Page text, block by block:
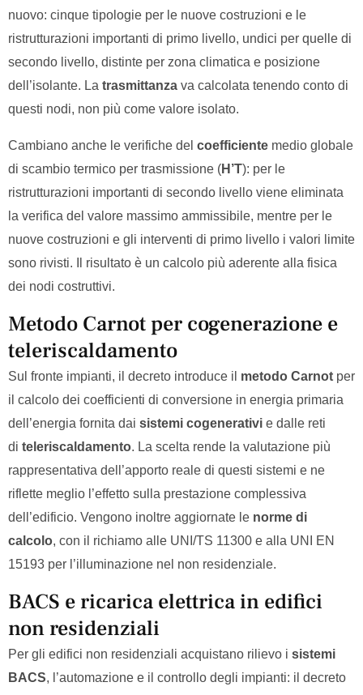
nuovo: cinque tipologie per le nuove costruzioni e le
ristrutturazioni importanti di primo livello, undici per quelle di
secondo livello, distinte per zona climatica e posizione
dell’isolante. La trasmittanza va calcolata tenendo conto di
questi nodi, non più come valore isolato.
Cambiano anche le verifiche del coefficiente medio globale
di scambio termico per trasmissione (H’T): per le
ristrutturazioni importanti di secondo livello viene eliminata
la verifica del valore massimo ammissibile, mentre per le
nuove costruzioni e gli interventi di primo livello i valori limite
sono rivisti. Il risultato è un calcolo più aderente alla fisica
dei nodi costruttivi.
Metodo Carnot per cogenerazione e
teleriscaldamento
Sul fronte impianti, il decreto introduce il metodo Carnot per
il calcolo dei coefficienti di conversione in energia primaria
dell’energia fornita dai sistemi cogenerativi e dalle reti
di teleriscaldamento. La scelta rende la valutazione più
rappresentativa dell’apporto reale di questi sistemi e ne
riflette meglio l’effetto sulla prestazione complessiva
dell’edificio. Vengono inoltre aggiornate le norme di
calcolo, con il richiamo alle UNI/TS 11300 e alla UNI EN
15193 per l’illuminazione nel non residenziale.
BACS e ricarica elettrica in edifici
non residenziali
Per gli edifici non residenziali acquistano rilievo i sistemi
BACS, l’automazione e il controllo degli impianti: il decreto